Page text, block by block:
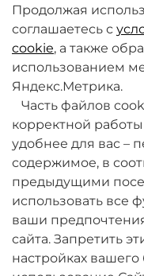
О компании
Товары и услуги
+7 (495) 789-38-
09:00 - 18:00 (будни,
Продолжая
соглашаетесь с
cookie, а также
использованием
Яндекс.Метрика.
Часть файлов
корректной
удобнее для вас –
содержимое, в
предыдущими
использовать все
ваши
сайта. Запретить
настройках